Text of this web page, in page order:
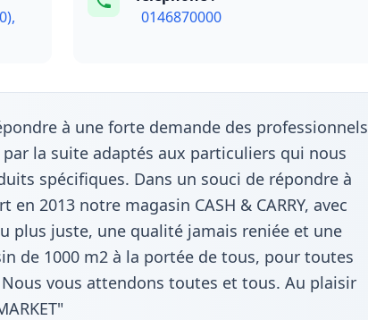
0146870000
à une forte demande des professionnels
la suite adaptés aux particuliers qui nous
spécifiques. Dans un souci de répondre à
2013 notre magasin CASH & CARRY, avec
plus juste, une qualité jamais reniée et une
de 1000 m2 à la portée de tous, pour toutes
vous attendons toutes et tous. Au plaisir